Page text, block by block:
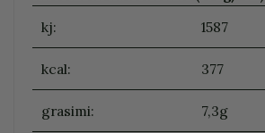
kj:
1587
kcal: 377
grasimi: 7,3g